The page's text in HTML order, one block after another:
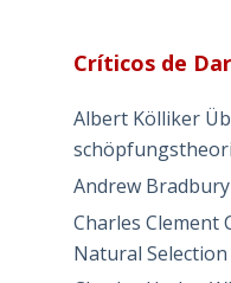
Críticos de
Albert Kölliker
Andrew Bradbury
Charles Clement
Natural Selection